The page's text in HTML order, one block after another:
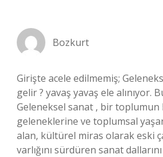
Bozkurt
Girişte acele edilmemiş;
gelir ? yavaş yavaş ele alınıyor.
Geleneksel sanat , bir toplumun
geleneklerine ve toplumsal
alan, kültürel miras olarak eski
varlığını sürdüren sanat